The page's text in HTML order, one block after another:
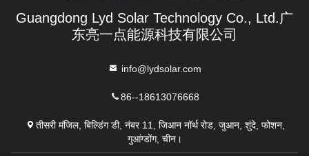
Guangdong Lyd Solar Technology Co., Ltd.广
东亮一点能源科技有限公司
info@lydsolar.com
86--18613076668
तीसरी मंजिल, बिल्डिंग डी, नंबर 11, जिआन नॉर्थ रोड, जुआन, शुंदे, फोशन,
गुआंग्डोंग, चीन।